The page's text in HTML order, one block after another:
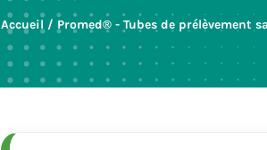
Accueil / Promed® - Tubes de prélèvement